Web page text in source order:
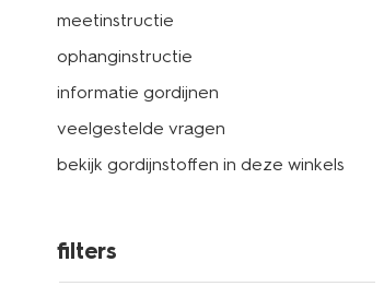
meetinstructie
ophanginstructie
informatie gordijnen
veelgestelde vragen
bekijk gordijnstoffen in deze winkels
filters